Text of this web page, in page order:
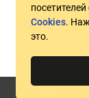
Cookies.
это.